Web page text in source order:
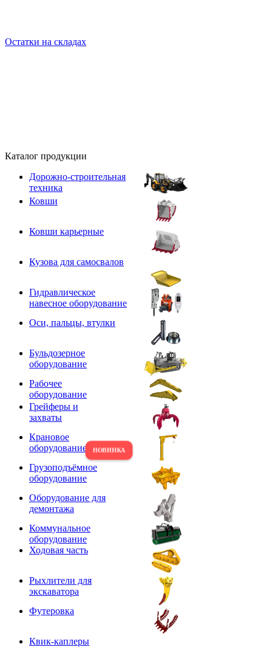
Остатки на складах
Каталог продукции
Дорожно-строительная
техника
Ковши
Ковши карьерные
Кузова для самосвалов
Гидравлическое
навесное оборудование
Оси, пальцы, втулки
Бульдозерное
оборудование
Рабочее
оборудование
Грейферы и
захваты
Крановое
оборудование
Грузоподъёмное
оборудование
Оборудование для
демонтажа
Коммунальное
оборудование
Ходовая часть
Рыхлители для
экскаватора
Футеровка
Квик-каплеры